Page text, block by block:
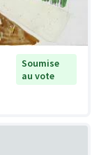
Soumise
au vote